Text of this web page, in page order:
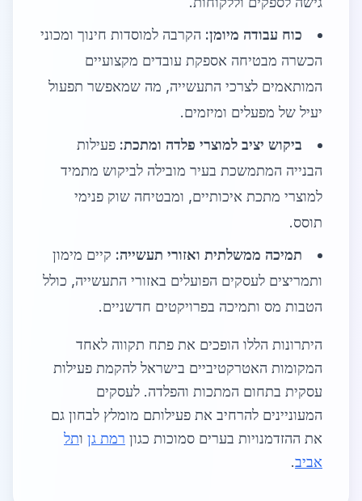
כוח עבודה מיומן: הקרבה למוסדות חינוך ומכוני
הכשרה מבטיחה אספקת עובדים מקצועיים
המותאמים לצרכי התעשייה, מה שמאפשר תפעול
יעיל של מפעלים ומיזמים.
ביקוש יציב למוצרי פלדה ומתכת: פעילות
הבנייה המתמשכת בעיר מובילה לביקוש מתמיד
למוצרי מתכת איכותיים, ומבטיחה שוק פנימי
תוסס.
תמיכה ממשלתית ואזורי תעשייה: קיים מימון
ותמריצים לעסקים הפועלים באזורי התעשייה, כולל
הטבות מס ותמיכה בפרויקטים חדשניים.
היתרונות הללו הופכים את פתח תקווה לאחד
המקומות האטרקטיביים בישראל להקמת פעילות
עסקית בתחום המתכות והפלדה. לעסקים
המעוניינים להרחיב את פעילותם מומלץ לבחון גם
את ההזדמנויות בערים סמוכות כגון רמת גן ותל
אביב.